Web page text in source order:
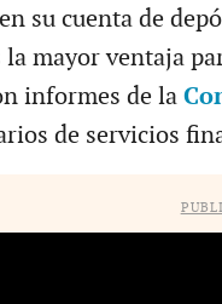
en su cuenta de
la mayor ventaja
informes de la
de servicios